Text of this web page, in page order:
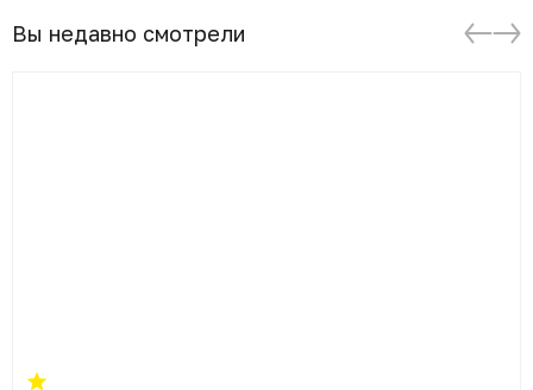
Вы недавно смотрели